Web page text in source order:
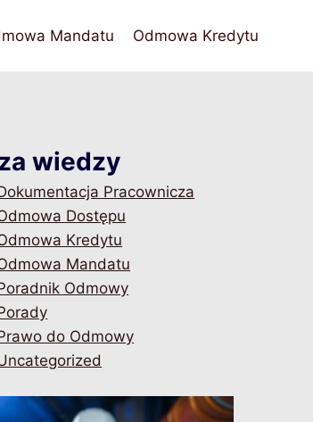
Mandatu Odmowa Kredytu
wiedzy
Pracownicza
Dostępu
Kredytu
Mandatu
Odmowy
do Odmowy